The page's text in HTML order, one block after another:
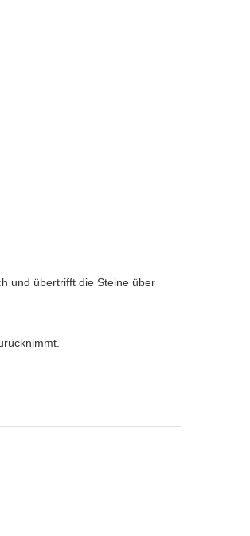
und übertrifft die Steine über